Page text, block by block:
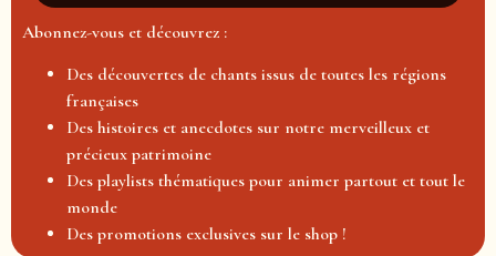
Abonnez-vous et découvrez :
Des découvertes de chants issus de toutes les régions
françaises
Des histoires et anecdotes sur notre merveilleux et
précieux patrimoine
Des playlists thématiques pour animer partout et tout le
monde
Des promotions exclusives sur le shop !